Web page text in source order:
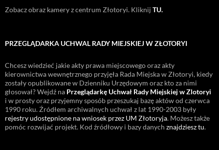
Zobacz obraz kamery z centrum Złotoryi. Kliknij TU.
PRZEGLĄDARKA UCHWAL RADY MIEJSKIEJ W ZŁOTORYI
Chcesz wiedzieć jakie akty prawa miejscowego oraz akty
kierownictwa wewnętrznego przyjęła Rada Miejska w Złotoryi, kiedy
zostały opublikowane w Dzienniku Urzędowym oraz kto za nimi
głosował? Wejdź na Przeglądarkę Uchwał Rady Miejskiej w Zlotoryi
i w prosty oraz przyjemny sposób przeszukaj bazę aktów od czerwca
1990 roku. Źródłem archiwalnych uchwał z lat 1990-2003 były
rejestry udostępnione na wniosek przez UM Złotoryja. Możesz także
pomóc rozwijać projekt. Kod źródłowy i bazy danych znajdziesz tu.